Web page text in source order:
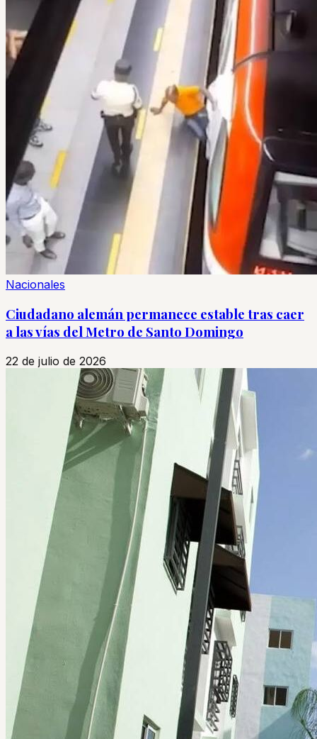
Nacionales
Ciudadano alemán permanece estable tras caer
a las vías del Metro de Santo Domingo
22 de julio de 2026